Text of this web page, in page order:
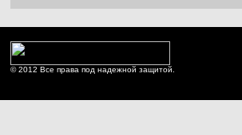
© 2012 Все права под надежной защитой.